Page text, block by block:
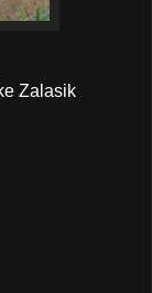
Zalasik